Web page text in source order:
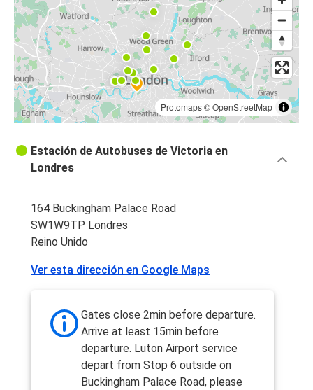
Protomaps©OpenStreetMap
Estación de Autobuses de Victoria en
Londres
164 Buckingham Palace Road
SW1W9TP Londres
Reino Unido
Ver esta dirección en Google Maps
Gates close 2min before departure.
Arrive at least 15min before
departure. Luton Airport service
depart from Stop 6 outside on
Buckingham Palace Road, please